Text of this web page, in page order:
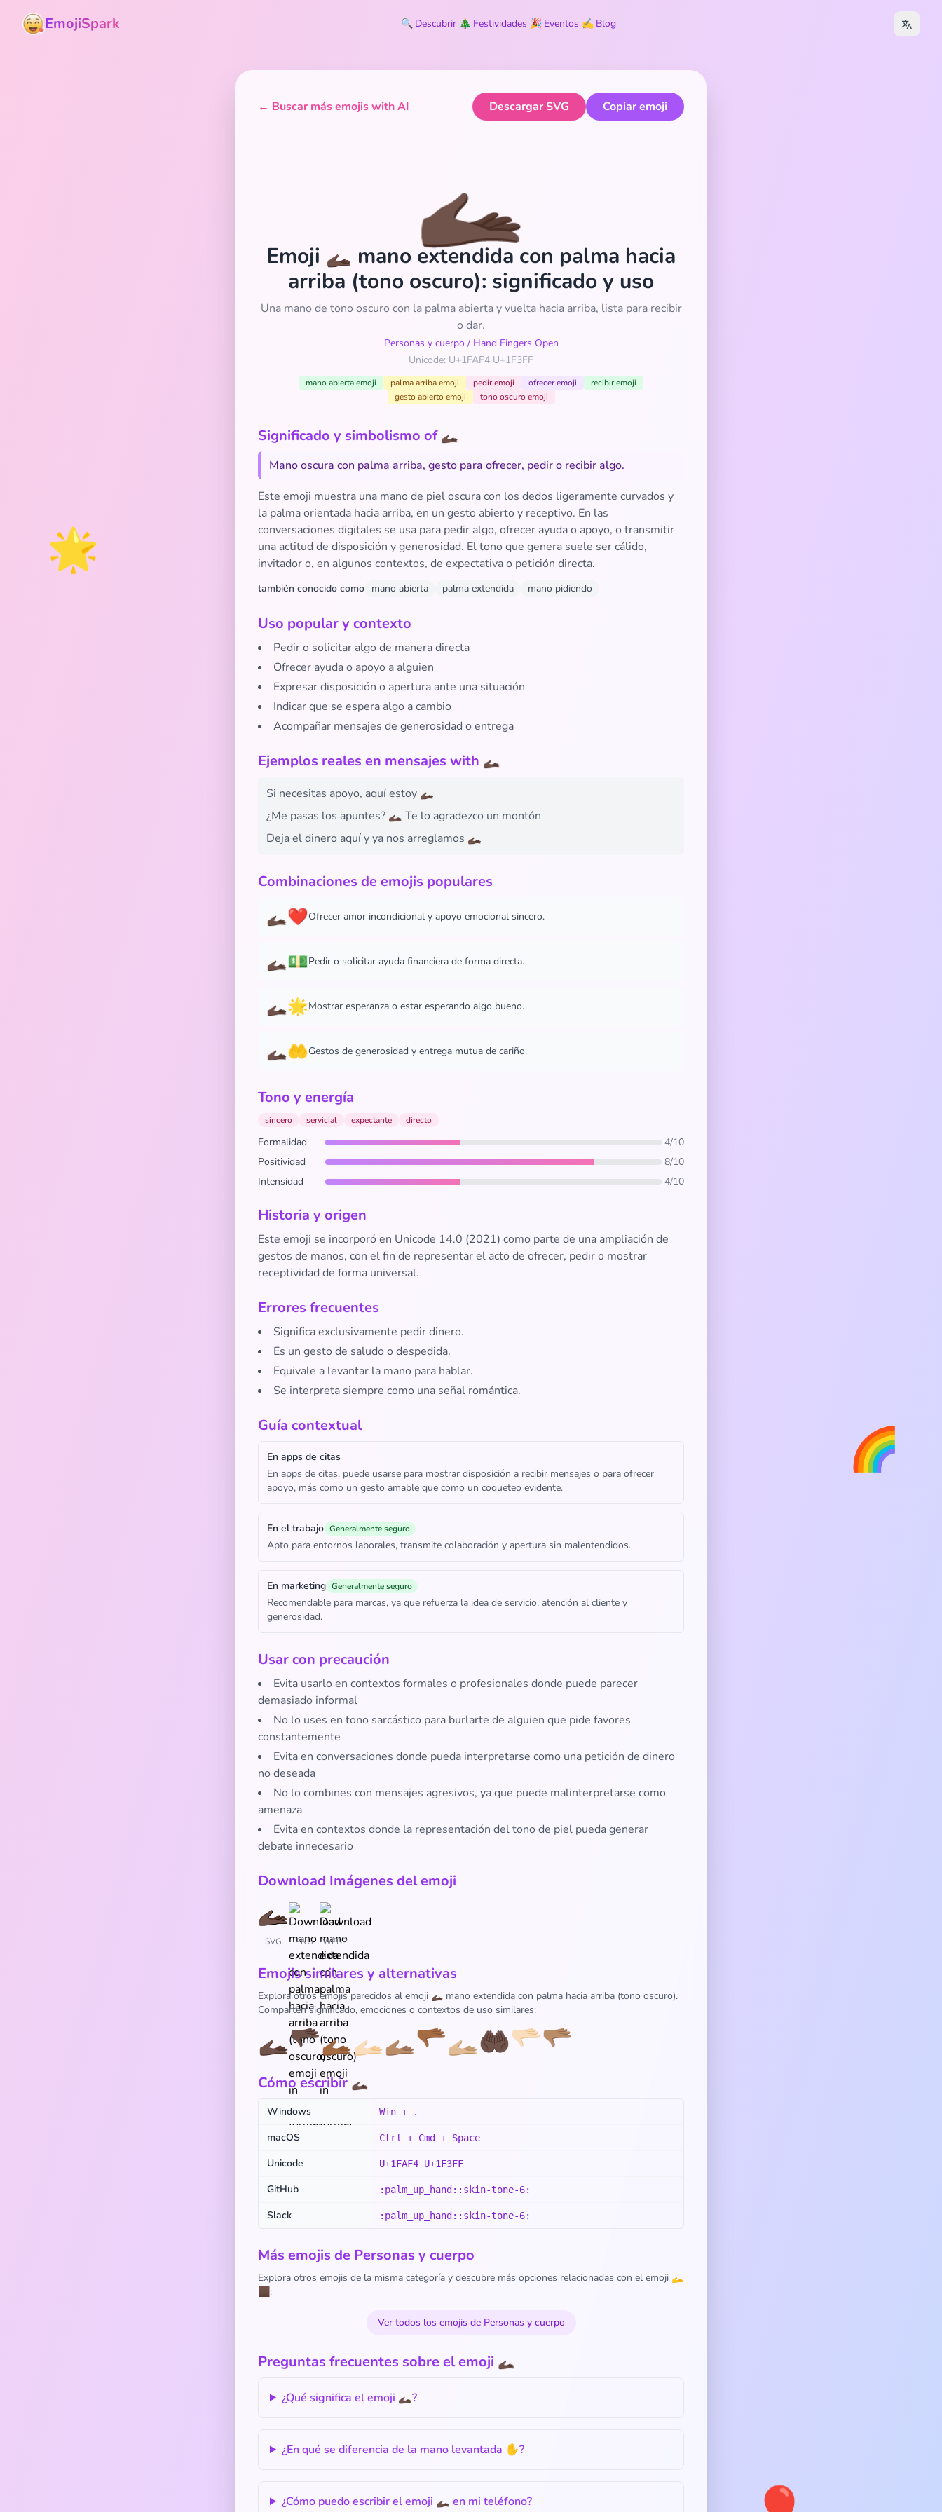
🌟
🌈
EmojiSpark 🔍 Descubrir 🎄 Festividades 🎉 Eventos ✍️ Blog
← Buscar más emojis with AI Descargar SVG Copiar emoji
🫴🏿
Emoji 🫴🏿 mano extendida con palma hacia
arriba (tono oscuro): significado y uso
Una mano de tono oscuro con la palma abierta y vuelta hacia arriba, lista para recibir
o dar.
Personas y cuerpo / Hand Fingers Open
Unicode: U+1FAF4 U+1F3FF
mano abierta emoji palma arriba emoji pedir emoji ofrecer emoji
recibir emoji
gesto abierto emoji
tono oscuro emoji
Significado y simbolismo of 🫴🏿
Mano oscura con palma arriba, gesto para ofrecer, pedir o recibir algo.
Este emoji muestra una mano de piel oscura con los dedos ligeramente curvados y
la palma orientada hacia arriba, en un gesto abierto y receptivo. En las
conversaciones digitales se usa para pedir algo, ofrecer ayuda o apoyo, o transmitir
una actitud de disposición y generosidad. El tono que genera suele ser cálido,
invitador o, en algunos contextos, de expectativa o petición directa.
también conocido como mano abierta palma extendida mano pidiendo
Uso popular y contexto
Pedir o solicitar algo de manera directa
Ofrecer ayuda o apoyo a alguien
Expresar disposición o apertura ante una situación
Indicar que se espera algo a cambio
Acompañar mensajes de generosidad o entrega
Ejemplos reales en mensajes with 🫴🏿
Si necesitas apoyo, aquí estoy 🫴🏿
¿Me pasas los apuntes? 🫴🏿 Te lo agradezco un montón
Deja el dinero aquí y ya nos arreglamos 🫴🏿
Combinaciones de emojis populares
🫴🏿❤️Ofrecer amor incondicional y apoyo emocional sincero.
🫴🏿💵Pedir o solicitar ayuda financiera de forma directa.
🫴🏿🌟Mostrar esperanza o estar esperando algo bueno.
🫴🏿🤲Gestos de generosidad y entrega mutua de cariño.
Tono y energía
sincero servicial expectante directo
Formalidad
4/10
Positividad
8/10
Intensidad
4/10
Historia y origen
Este emoji se incorporó en Unicode 14.0 (2021) como parte de una ampliación de
gestos de manos, con el fin de representar el acto de ofrecer, pedir o mostrar
receptividad de forma universal.
Errores frecuentes
Significa exclusivamente pedir dinero.
Es un gesto de saludo o despedida.
Equivale a levantar la mano para hablar.
Se interpreta siempre como una señal romántica.
Guía contextual
En apps de citas
En apps de citas, puede usarse para mostrar disposición a recibir mensajes o para ofrecer
apoyo, más como un gesto amable que como un coqueteo evidente.
En el trabajo Generalmente seguro
Apto para entornos laborales, transmite colaboración y apertura sin malentendidos.
En marketing Generalmente seguro
Recomendable para marcas, ya que refuerza la idea de servicio, atención al cliente y
generosidad.
Usar con precaución
Evita usarlo en contextos formales o profesionales donde puede parecer
demasiado informal
No lo uses en tono sarcástico para burlarte de alguien que pide favores
constantemente
Evita en conversaciones donde pueda interpretarse como una petición de dinero
no deseada
No lo combines con mensajes agresivos, ya que puede malinterpretarse como
amenaza
Evita en contextos donde la representación del tono de piel pueda generar
debate innecesario
Download Imágenes del emoji
SVG PNG WEBP
Emojis similares y alternativas
Explora otros emojis parecidos al emoji 🫴🏿 mano extendida con palma hacia arriba (tono oscuro).
Comparten significado, emociones o contextos de uso similares:
🫴🏿🫳🏿🫴🏾🫴🏻🫴🏽🫳🏾🫴🏼🤲🏿🫳🏻🫳🏽
Cómo escribir 🫴🏿
Windows Win + .
macOS Ctrl + Cmd + Space
Unicode U+1FAF4 U+1F3FF
GitHub :palm_up_hand::skin-tone-6:
Slack :palm_up_hand::skin-tone-6:
Más emojis de Personas y cuerpo
Explora otros emojis de la misma categoría y descubre más opciones relacionadas con el emoji 🫴
🏿:
Ver todos los emojis de Personas y cuerpo
Preguntas frecuentes sobre el emoji 🫴🏿
¿Qué significa el emoji 🫴🏿?
¿En qué se diferencia de la mano levantada ✋?
¿Cómo puedo escribir el emoji 🫴🏿 en mi teléfono?